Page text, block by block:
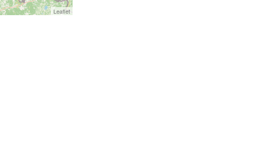
Leaflet